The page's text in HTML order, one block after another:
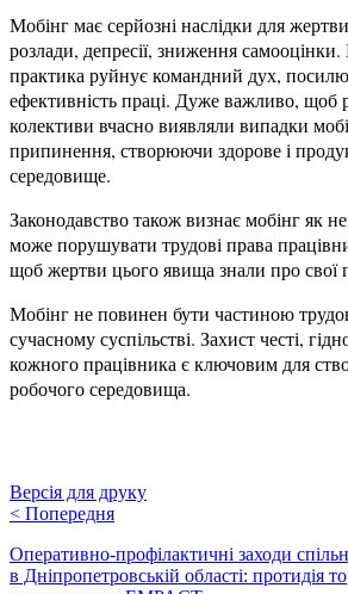
Мобінг має серйозні наслідки для
розлади, депресії, зниження самооцінки.
практика руйнує командний дух,
ефективність праці. Дуже важливо, щоб
колективи вчасно виявляли випадки
припинення, створюючи здорове і
середовище.
Законодавство також визнає мобінг як
може порушувати трудові права
щоб жертви цього явища знали про свої
Мобінг не повинен бути частиною
сучасному суспільстві. Захист честі,
кожного працівника є ключовим для
робочого середовища.
Версія для друку
< Попередня
Оперативно-профілактичні заходи
в Дніпропетровській області: протидія